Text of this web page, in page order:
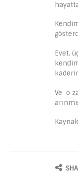
Evet,
Ve o